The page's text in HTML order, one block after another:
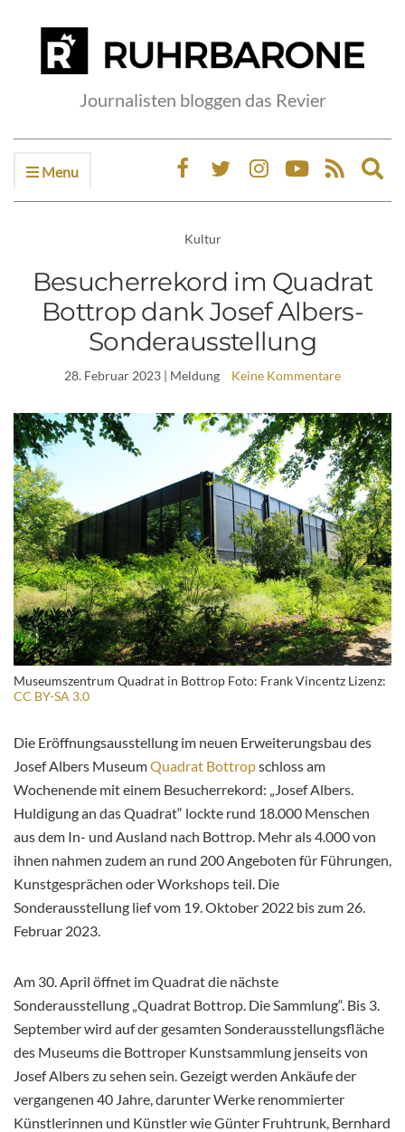
Journalisten bloggen das Revier
Menu
Kultur
Besucherrekord im Quadrat
Bottrop dank Josef Albers-
Sonderausstellung
28. Februar 2023 | Meldung Keine Kommentare
Museumszentrum Quadrat in Bottrop Foto: Frank Vincentz Lizenz:
CC BY-SA 3.0
Die Eröffnungsausstellung im neuen Erweiterungsbau des
Josef Albers MuseumQuadrat Bottropschloss am
Wochenende mit einem Besucherrekord: „Josef Albers.
Huldigung an das Quadrat“ lockte rund 18.000 Menschen
aus dem In- und Ausland nach Bottrop. Mehr als 4.000 von
ihnen nahmen zudem an rund 200 Angeboten für Führungen,
Kunstgesprächen oder Workshops teil. Die
Sonderausstellung lief vom 19. Oktober 2022 bis zum 26.
Februar 2023.
Am 30. April öffnet im Quadrat die nächste
Sonderausstellung „Quadrat Bottrop. Die Sammlung“. Bis 3.
September wird auf der gesamten Sonderausstellungsfläche
des Museums die Bottroper Kunstsammlung jenseits von
Josef Albers zu sehen sein. Gezeigt werden Ankäufe der
vergangenen 40 Jahre, darunter Werke renommierter
Künstlerinnen und Künstler wie Günter Fruhtrunk, Bernhard